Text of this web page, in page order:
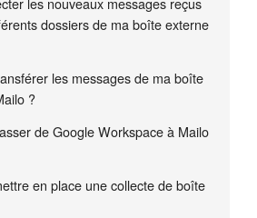
dossiers de ma boîte externe
les messages de ma boîte
?
de Google Workspace à Mailo
en place une collecte de boîte